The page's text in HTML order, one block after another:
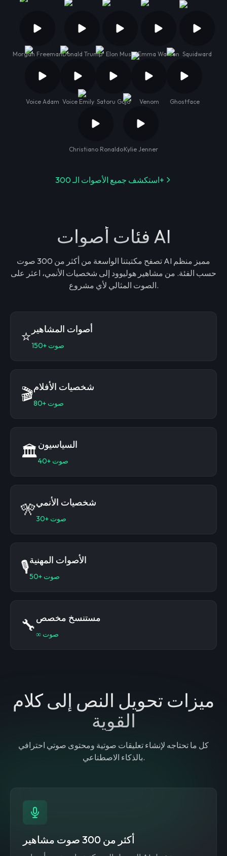
Morgan FreemanDonald Trump Elon Musk Emma Watson Squidward
Voice Adam Voice Emily Satoru Gojo Venom Ghostface
Christiano RonaldoKylie Jenner
استكشف جميع الأصوات الـ 300+
فئات أصوات AI
تصفح مكتبتنا الواسعة من أكثر من 300 صوت AI مميز منظم
حسب الفئة. من مشاهير هوليوود إلى شخصيات الأنمي، اعثر على
الصوت المثالي لأي مشروع.
⭐ أصوات المشاهير
150+ صوت
🎬شخصيات الأفلام
80+ صوت
🏛️السياسيون
40+ صوت
🎌شخصيات الأنمي
30+ صوت
🎙️الأصوات المهنية
50+ صوت
🔧مستنسخ مخصص
∞ صوت
ميزات تحويل النص إلى كلام
القوية
كل ما تحتاجه لإنشاء تعليقات صوتية ومحتوى صوتي احترافي
بالذكاء الاصطناعي.
أكثر من 300 صوت مشاهير